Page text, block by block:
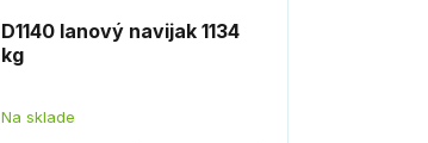
D1140 lanový navijak 1134
kg
Na sklade